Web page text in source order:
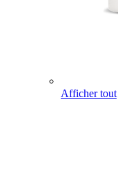
Afficher tout